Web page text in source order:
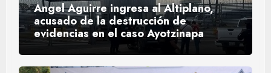
Ángel Aguirre ingresa al Altiplano,
acusado de la destrucción de
evidencias en el caso Ayotzinapa